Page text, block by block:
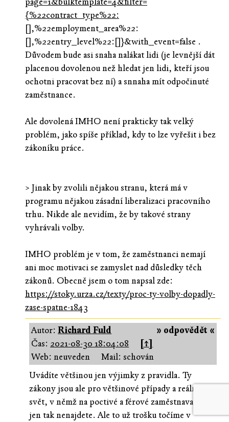
{%22contract_type%22:
[],%22employment_area%22:
[],%22entry_level%22:[]}&with_event=false .
Důvodem bude asi snaha nalákat lidi (je levnější dát
placenou dovolenou než hledat jen lidi, kteří jsou
ochotni pracovat bez ní) a snnaha mít odpočinuté
zaměstnance.
Ale dovolená IMHO není prakticky tak velký
problém, jako spíše příklad, kdy to lze vyřešit i bez
zákoníku práce.
> Jinak by zvolili nějakou stranu, která má v
programu nějakou zásadní liberalizaci pracovního
trhu. Nikde ale nevidím, že by takové strany
vyhrávali volby.
IMHO problém je v tom, že zaměstnanci nemají
ani moc motivaci se zamyslet nad důsledky těch
zákonů. Obecně jsem o tom napsal zde:
https://stoky.urza.cz/texty/proc-ty-volby-dopadly-
zase-spatne-1843
» odpovědět «
Autor:Richard Fuld
Čas: 2021-08-30 18:04:08
[↑]
Web: neuveden
Mail: schován
Uvádíte většinou jen výjimky z pravidla. Ty
zákony jsou ale pro většinové případy a reálný
svět, v němž na poctivé a férové zaměstnavatele
jen tak nenajdete. Ale to už trošku točíme v